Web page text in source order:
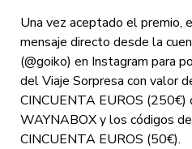
Una vez aceptado el premio,
mensaje directo desde la
(@goiko) en Instagram para
del Viaje Sorpresa con valor
CINCUENTA EUROS (250€)
WAYNABOX y los códigos
CINCUENTA EUROS (50€).